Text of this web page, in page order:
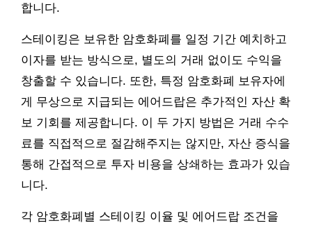
합니다.
스테이킹은 보유한 암호화폐를 일정 기간 예치하고
이자를 받는 방식으로, 별도의 거래 없이도 수익을
창출할 수 있습니다. 또한, 특정 암호화폐 보유자에
게 무상으로 지급되는 에어드랍은 추가적인 자산 확
보 기회를 제공합니다. 이 두 가지 방법은 거래 수수
료를 직접적으로 절감해주지는 않지만, 자산 증식을
통해 간접적으로 투자 비용을 상쇄하는 효과가 있습
니다.
각 암호화폐별 스테이킹 이율 및 에어드랍 조건을